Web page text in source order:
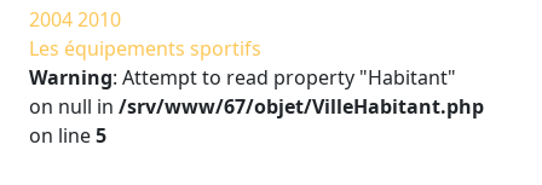
20042010
Les équipements sportifs
Warning: Attempt to read property "Habitant"
on null in /srv/www/67/objet/VilleHabitant.php
on line5